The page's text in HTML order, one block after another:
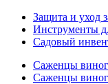
Защита и уход
Инструменты
Садовый
Саженцы
Саженцы